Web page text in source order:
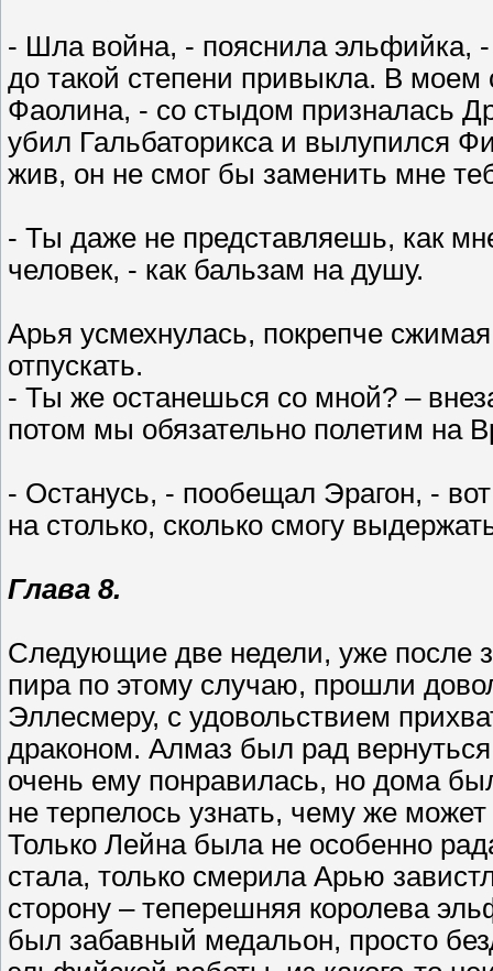
- Шла война, - пояснила эльфийка, -
до такой степени привыкла. В моем
Фаолина, - со стыдом призналась
убил Гальбаторикса и вылупился
жив, он не смог бы заменить мне
- Ты даже не представляешь, как
человек, - как бальзам на душу.
Арья усмехнулась, покрепче
отпускать.
- Ты же останешься со мной? –
потом мы обязательно полетим на
- Останусь, - пообещал Эрагон, -
на столько, сколько смогу
Глава 8.
Следующие две недели, уже после
пира по этому случаю, прошли
Эллесмеру, с удовольствием
драконом. Алмаз был рад
очень ему понравилась, но дома
не терпелось узнать, чему же
Только Лейна была не особенно
стала, только смерила Арью
сторону – теперешняя королева
был забавный медальон, просто